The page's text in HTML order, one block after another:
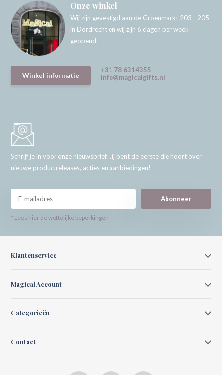
Onze winkel
Wij zijn gevestigd aan de Groenmarkt 203 - 205
in Dordrecht en wij zijn 6 dagen per week
geopend.
Winkel informatie
+31 78 6314355
info@magicalgifts.nl
Schrijf je in voor onze nieuwsbrief. Jij bent de eerste die hoort over
nieuwe productreleases, acties en aanbiedingen!
Abonneer
* Lees hier de wettelijke beperkingen
Klantenservice
Magical Account
Categorieën
Contact